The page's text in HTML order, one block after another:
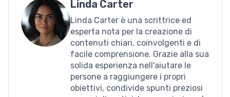
Linda Carter
Linda Carter è una scrittrice ed
esperta nota per la creazione di
contenuti chiari, coinvolgenti e di
facile comprensione. Grazie alla sua
solida esperienza nell'aiutare le
persone a raggiungere i propri
obiettivi, condivide spunti preziosi